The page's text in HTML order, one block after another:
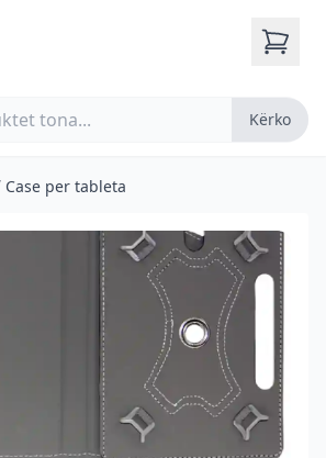
Kërko
Case per tableta